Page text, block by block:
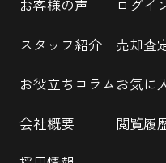
お客様の声
スタッフ紹介
お役立ちコラム
会社概要
ログイ
売却査
お気に
閲覧履